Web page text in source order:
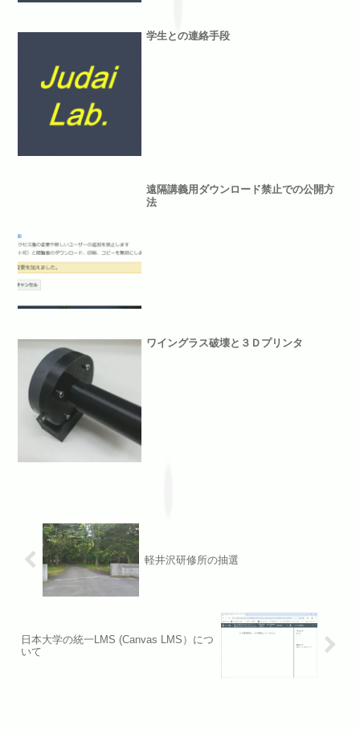
学生との連絡手段
遠隔講義用ダウンロード禁止での公開方
法
ワイングラス破壊と３Ｄプリンタ
軽井沢研修所の抽選
日本大学の統一LMS (Canvas LMS）につ
いて